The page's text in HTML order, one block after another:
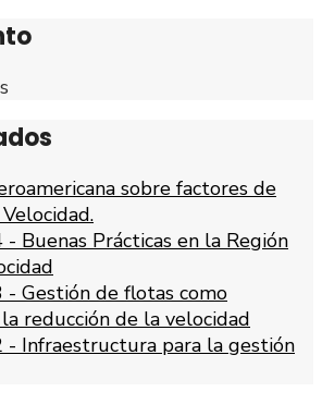
sobre factores de
- Buenas Prácticas en la Región
- Gestión de flotas como
reducción de la velocidad
- Infraestructura para la gestión